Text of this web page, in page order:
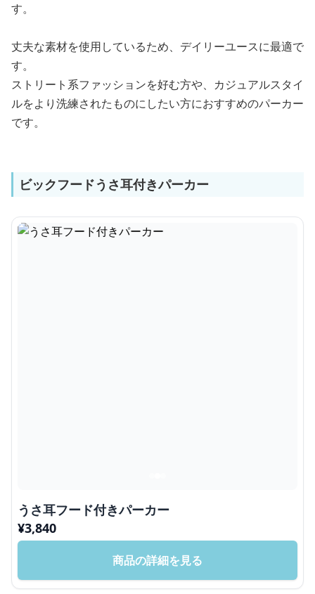
す。
丈夫な素材を使用しているため、デイリーユースに最適で
す。
ストリート系ファッションを好む方や、カジュアルスタイ
ルをより洗練されたものにしたい方におすすめのパーカー
です。
ビックフードうさ耳付きパーカー
うさ耳フード付きパーカー
¥3,840
商品の詳細を見る